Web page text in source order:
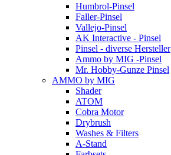
Humbrol-Pinsel
Faller-Pinsel
Vallejo-Pinsel
AK Interactive - Pinsel
Pinsel - diverse Hersteller
Ammo by MIG -Pinsel
Mr. Hobby-Gunze Pinsel
AMMO by MIG
Shader
ATOM
Cobra Motor
Drybrush
Washes & Filters
A-Stand